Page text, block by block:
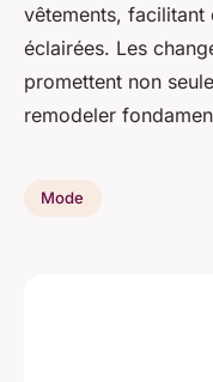
vêtements, facilitant
éclairées. Les
promettent non
remodeler
Mode